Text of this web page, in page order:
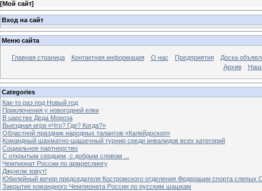
[Мой сайт]
Вход на сайт
Меню сайта
Главная страница Контактная информация О нас Предприятия
Доска
Архив
Categories
Как-то раз под Новый год
Приключения у новогодней елки
В царстве Деда Мороза
Выездная игра «Что? Где? Когда?»
Областной праздник народных талантов «Калейдоскоп»
Командный шахматно-шашечный турнир среди инвалидов всех категорий
Социальное партнерство
С открытым сердцем, с добрым словом ...
Чемпионат России по армреслингу
Джунгли зовут!
Юбилейный вечер председателя Костромского отделения Федерации спорта слепых
Закрытие командного Чемпионата России по русским шашкам